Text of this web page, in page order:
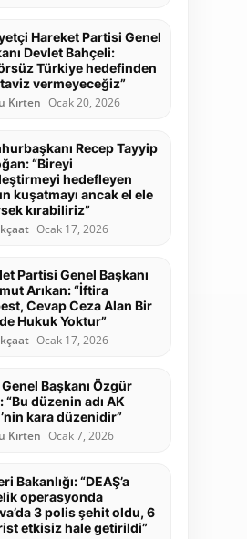
Hareket Partisi Genel
Devlet Bahçeli:
Türkiye hedefinden
vermeyeceğiz”
Kırten Ocak 20, 2026
Recep Tayyip
“Bireyi
hedefleyen
kuşatmayı ancak el ele
kırabiliriz”
Ocak 17, 2026
Partisi Genel Başkanı
Arıkan: “İftira
Cevap Ceza Alan Bir
Hukuk Yoktur”
Ocak 17, 2026
Genel Başkanı Özgür
“Bu düzenin adı AK
kara düzenidir”
Kırten Ocak 7, 2026
Bakanlığı: “DEAŞ’a
operasyonda
3 polis şehit oldu, 6
etkisiz hale getirildi”